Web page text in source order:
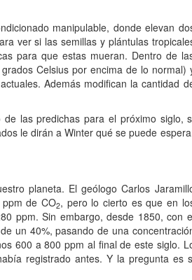
manipulable, donde elevan
ver si las semillas y plántulas
para que estas mueran. Dentro de
Celsius por encima de lo normal)
Además modifican la cantidad
las predichas para el próximo siglo,
le dirán a Winter qué se puede
planeta. El geólogo Carlos
de CO2, pero lo cierto es que en
ppm. Sin embargo, desde 1850, con
un 40%, pasando de una
600 a 800 ppm al final de este siglo.
registrado antes. Y la pregunta es